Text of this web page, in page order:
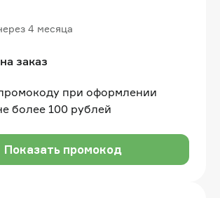
заказ
4 месяца
при оформлении
более 100 рублей
Показать промокод